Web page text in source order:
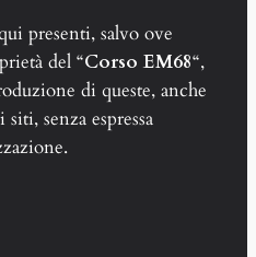
presenti, salvo ove
del “Corso EM68“,
di queste, anche
senza espressa